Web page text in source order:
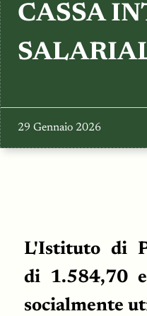
CASSA
29 Gennaio 2026
L'Istituto di
di 1.584,70
socialmente